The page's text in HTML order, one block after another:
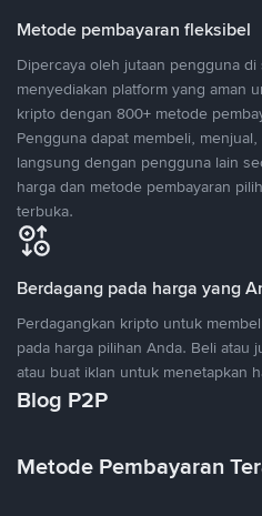
Metode pembayaran fleksibel
Dipercaya oleh jutaan pengguna
menyediakan platform yang aman
kripto dengan 800+ metode
Pengguna dapat membeli,
langsung dengan pengguna lain
harga dan metode pembayaran
terbuka.
Berdagang pada harga yang
Perdagangkan kripto untuk
pada harga pilihan Anda. Beli atau
atau buat iklan untuk menetapkan
Blog P2P
Metode Pembayaran